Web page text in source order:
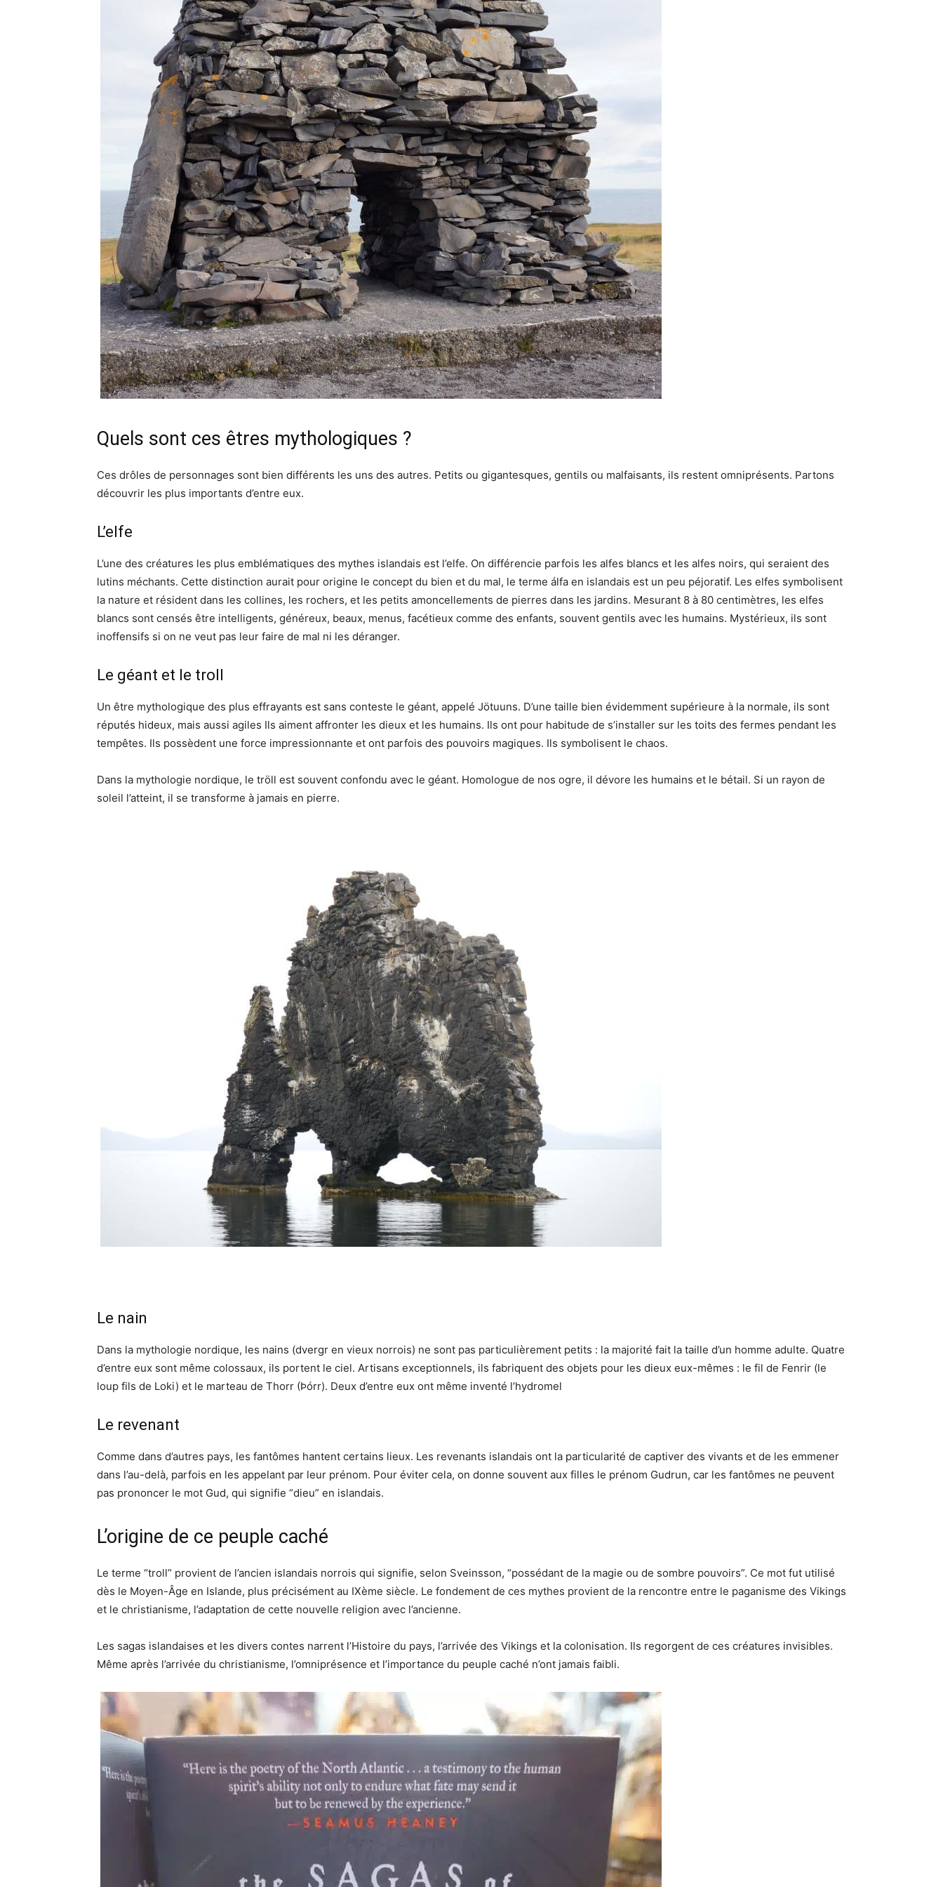
Quels sont ces êtres mythologiques ?
Ces drôles de personnages sont bien différents les uns des autres. Petits ou gigantesques, gentils ou malfaisants, ils restent omniprésents. Partons
découvrir les plus importants d’entre eux.
L’elfe
L’une des créatures les plus emblématiques des mythes islandais est l’elfe. On différencie parfois les alfes blancs et les alfes noirs, qui seraient des
lutins méchants. Cette distinction aurait pour origine le concept du bien et du mal, le terme álfa en islandais est un peu péjoratif. Les elfes symbolisent
la nature et résident dans les collines, les rochers, et les petits amoncellements de pierres dans les jardins. Mesurant 8 à 80 centimètres, les elfes
blancs sont censés être intelligents, généreux, beaux, menus, facétieux comme des enfants, souvent gentils avec les humains. Mystérieux, ils sont
inoffensifs si on ne veut pas leur faire de mal ni les déranger.
Le géant et le troll
Un être mythologique des plus effrayants est sans conteste le géant, appelé Jötuuns. D’une taille bien évidemment supérieure à la normale, ils sont
réputés hideux, mais aussi agiles Ils aiment affronter les dieux et les humains. Ils ont pour habitude de s’installer sur les toits des fermes pendant les
tempêtes. Ils possèdent une force impressionnante et ont parfois des pouvoirs magiques. Ils symbolisent le chaos.
Dans la mythologie nordique, le tröll est souvent confondu avec le géant. Homologue de nos ogre, il dévore les humains et le bétail. Si un rayon de
soleil l’atteint, il se transforme à jamais en pierre.
Le nain
Dans la mythologie nordique, les nains (dvergr en vieux norrois) ne sont pas particulièrement petits : la majorité fait la taille d’un homme adulte. Quatre
d’entre eux sont même colossaux, ils portent le ciel. Artisans exceptionnels, ils fabriquent des objets pour les dieux eux-mêmes : le fil de Fenrir (le
loup fils de Loki) et le marteau de Thorr (Þórr). Deux d’entre eux ont même inventé l’hydromel
Le revenant
Comme dans d’autres pays, les fantômes hantent certains lieux. Les revenants islandais ont la particularité de captiver des vivants et de les emmener
dans l’au-delà, parfois en les appelant par leur prénom. Pour éviter cela, on donne souvent aux filles le prénom Gudrun, car les fantômes ne peuvent
pas prononcer le mot Gud, qui signifie “dieu” en islandais.
L’origine de ce peuple caché
Le terme “troll” provient de l’ancien islandais norrois qui signifie, selon Sveinsson, “possédant de la magie ou de sombre pouvoirs”. Ce mot fut utilisé
dès le Moyen-Âge en Islande, plus précisément au IXème siècle. Le fondement de ces mythes provient de la rencontre entre le paganisme des Vikings
et le christianisme, l’adaptation de cette nouvelle religion avec l’ancienne.
Les sagas islandaises et les divers contes narrent l’Histoire du pays, l’arrivée des Vikings et la colonisation. Ils regorgent de ces créatures invisibles.
Même après l’arrivée du christianisme, l’omniprésence et l’importance du peuple caché n’ont jamais faibli.